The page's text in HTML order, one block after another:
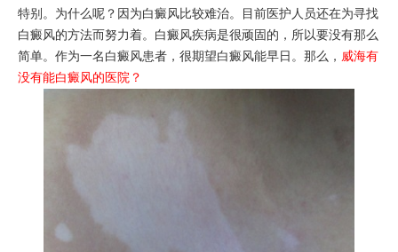
特别。为什么呢？因为白癜风比较难治。目前医护人员还在为寻找
白癜风的方法而努力着。白癜风疾病是很顽固的，所以要没有那么
简单。作为一名白癜风患者，很期望白癜风能早日。那么， 威海有
没有能白癜风的医院 ？